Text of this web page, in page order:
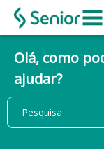
Olá, como
ajudar?